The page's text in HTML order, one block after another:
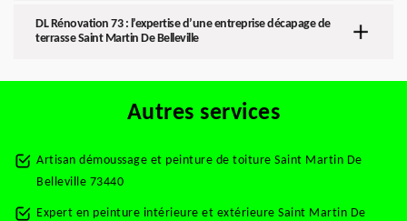
DL Rénovation 73 : l’expertise d’une entreprise décapage de
terrasse Saint Martin De Belleville
Autres services
Artisan démoussage et peinture de toiture Saint Martin De
Belleville 73440
Expert en peinture intérieure et extérieure Saint Martin De